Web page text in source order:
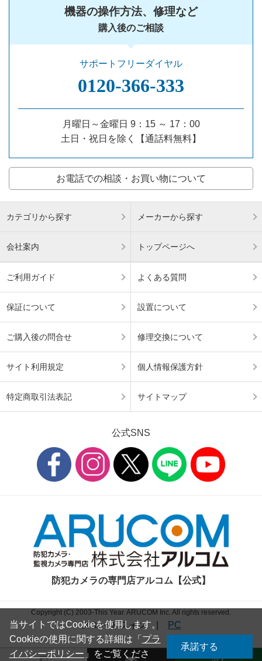
機器の操作方法、修理など
購入後のご相談
サポートフリーダイヤル
0120‐366‐333
月曜日～金曜日 9：15 ～ 17：00
土日・祝日を除く【通話料無料】
お電話での相談・お買い物について
カテゴリから探す メーカーから探す
会社案内 トップページへ
ご利用ガイド よくある質問
保証について 設置について
ご購入後の問合せ 修理交換について
サイト利用規定 個人情報保護方針
特定商取引法表記 サイトマップ
公式SNS
防犯カメラの専門店アルコム【公式】
Copyright (C) 2003-This Year. ARUCOM Inc. All rights reserved.
スマートフォン| PC
当サイトではCookieを使用します。
Cookieの使用に関する詳細は「 プラ
イバシーポリシー 」をご覧くださ
承諾する